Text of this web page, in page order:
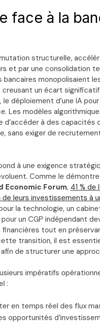
face à la
structurelle,
et par une consolidation
monopolisaient
un écart
déploiement d’une IA pour
Les modèles
d’accéder à des
sans exiger de
à une exigence
Comme le
Economic Forum, 41 %
leurs investissements à
la technologie, un
un CGP indépendant
tout en
transition, il est
afin de structurer une
impératifs
:
en temps réel des flux
opportunités